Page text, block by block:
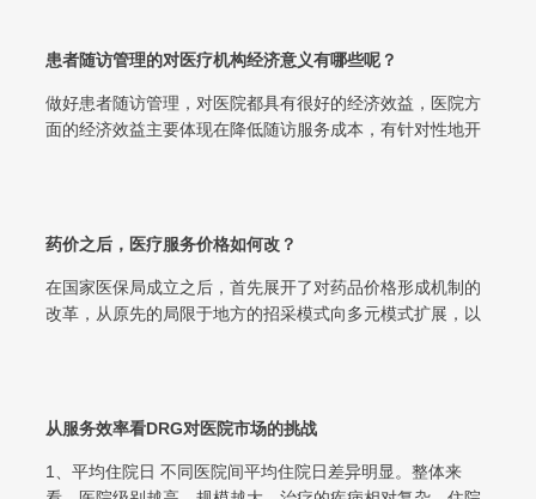
患者随访管理的对医疗机构经济意义有哪些呢？
做好患者随访管理，对医院都具有很好的经济效益，医院方
面的经济效益主要体现在降低随访服务成本，有针对性地开
药价之后，医疗服务价格如何改？
在国家医保局成立之后，首先展开了对药品价格形成机制的
改革，从原先的局限于地方的招采模式向多元模式扩展，以
从服务效率看DRG对医院市场的挑战
1、平均住院日 不同医院间平均住院日差异明显。整体来